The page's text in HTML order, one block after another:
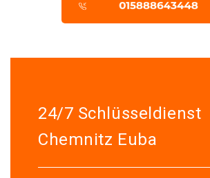
24/7 Schlüsseldienst
Chemnitz Euba